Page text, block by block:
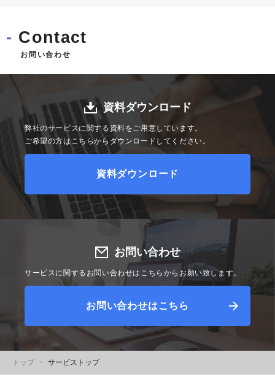
Contact
お問い合わせ
資料ダウンロード
弊社のサービスに関する資料をご用意しています。
ご希望の方はこちらからダウンロードしてください。
資料ダウンロード
お問い合わせ
サービスに関するお問い合わせはこちらからお願い致します。
お問い合わせはこちら
トップ サービストップ